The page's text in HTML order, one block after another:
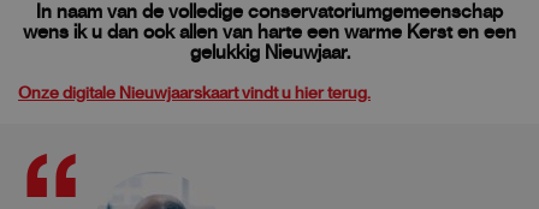
In naam van de volledige conservatoriumgemeenschap
wens ik u dan ook allen van harte een warme Kerst en een
gelukkig Nieuwjaar.
Onze digitale Nieuwjaarskaart vindt u hier terug.